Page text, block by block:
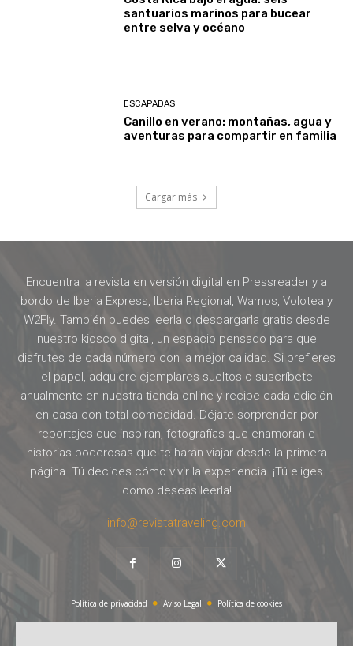
santuarios marinos para bucear
entre selva y océano
ESCAPADAS
Canillo en verano: montañas, agua y
aventuras para compartir en familia
Cargar más
Encuentra la revista en versión digital en Pressreader y a
bordo de Iberia Express, Iberia Regional, Wamos, Volotea y
W2Fly. También puedes leerla o descargarla gratis desde
nuestro kiosco digital, un espacio pensado para que
disfrutes de cada número con la mejor calidad. Si prefieres
el papel, adquiere ejemplares sueltos o suscríbete
anualmente en nuestra tienda online y recibe cada edición
en casa con total comodidad. Déjate sorprender por
reportajes que inspiran, fotografías que enamoran e
historias poderosas que te harán viajar desde la primera
página. Tú decides cómo vivir la experiencia. ¡Tú eliges
como deseas leerla!
info@revistatraveling.com
Política de privacidad Aviso Legal Política de cookies